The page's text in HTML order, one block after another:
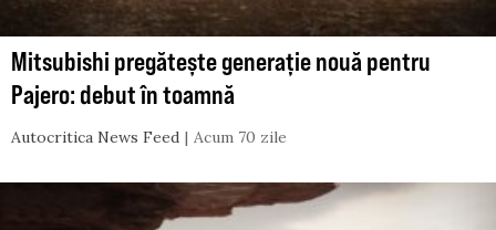
Mitsubishi pregătește generație nouă pentru
Pajero: debut în toamnă
Autocritica News Feed Acum 70 zile